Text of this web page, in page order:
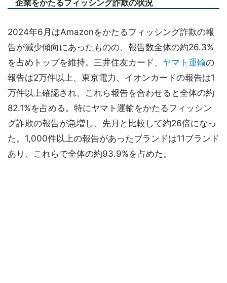
企業をかたるフィッシング詐欺の状況
2024年6月はAmazonをかたるフィッシング詐欺の報
告が減少傾向にあったものの、報告数全体の約26.3%
を占めトップを維持。三井住友カード、 ヤマト運輸の
報告は2万件以上、東京電力、イオンカードの報告は1
万件以上確認され、これら報告を合わせると全体の約
82.1%を占める。特にヤマト運輸をかたるフィッシン
グ詐欺の報告が急増し、先月と比較して約26倍になっ
た。1,000件以上の報告があったブランドは11ブランド
あり、これらで全体の約93.9%を占めた。